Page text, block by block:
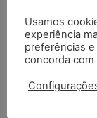
Mantenha-me
autenticado
Entrar
Usamos
experiência
preferências e
concorda com